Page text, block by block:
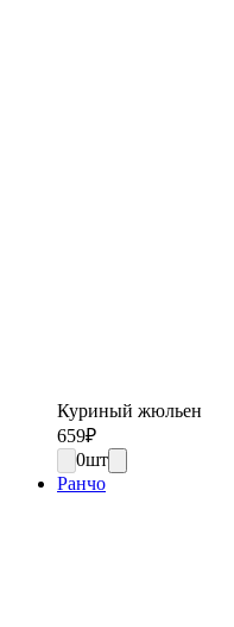
Куриный жюльен
659₽
0шт
Ранчо